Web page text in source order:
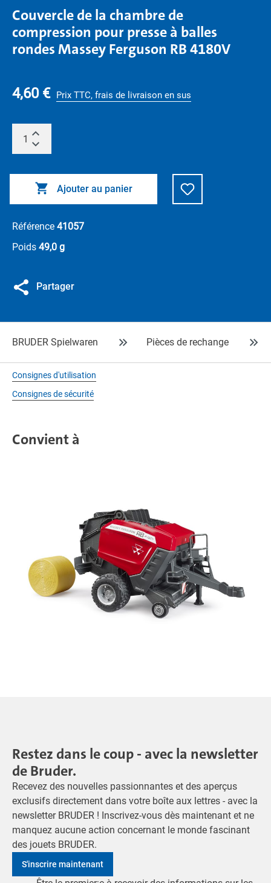
Couvercle de la chambre de
compression pour presse à balles
rondes Massey Ferguson RB 4180V
4,60 € Prix TTC, frais de livraison en sus
Ajouter au panier
Référence 41057
Poids 49,0 g
Partager
BRUDER Spielwaren Pièces de rechange
Consignes d'utilisation
Consignes de sécurité
Convient à
Restez dans le coup - avec la newsletter
de Bruder.
Recevez des nouvelles passionnantes et des aperçus
exclusifs directement dans votre boîte aux lettres - avec la
newsletter BRUDER ! Inscrivez-vous dès maintenant et ne
manquez aucune action concernant le monde fascinant
des jouets BRUDER.
S'inscrire maintenant